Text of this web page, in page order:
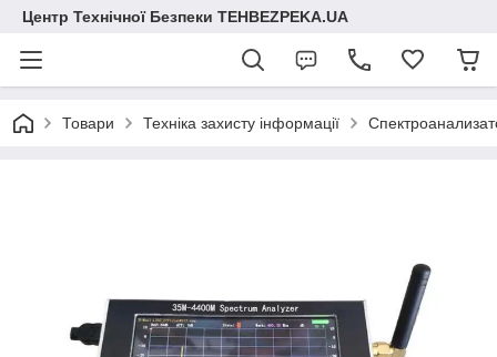
Центр Технічної Безпеки TEHBEZPEKA.UA
Товари Техніка захисту інформації